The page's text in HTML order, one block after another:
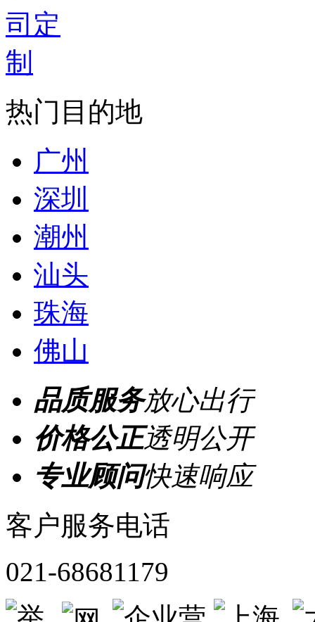
热门目的地
广州
深圳
潮州
汕头
珠海
佛山
品质服务放心出行
价格公正透明公开
专业顾问快速响应
客户服务电话
021-68681179